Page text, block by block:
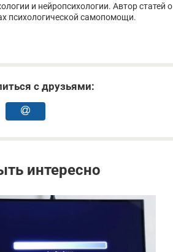
и нейропсихологии. Автор статей о
психологической самопомощи.
с друзьями:
интересно